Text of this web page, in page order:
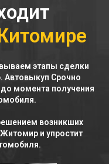
этапы сделки
Автовыкуп Срочно
момента получения
возникших
и упростит